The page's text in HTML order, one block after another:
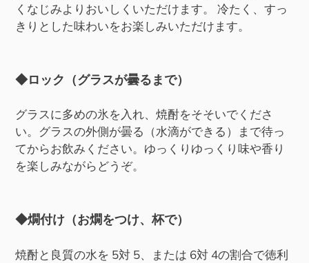
くなじみよりおいしくいただけます。 冷たく、すっ
きりとした味わいをお楽しみいただけます。
◆ロック（グラスが曇るまで）
グラスに多めの氷を入れ、焼酎をそそいでくださ
い。グラスの外側が曇る（水滴ができる）まで待っ
てからお飲みください。ゆっくりゆっくり味や香り
を楽しみながらどうぞ。
◆燗付け（お燗をつけ、杯で）
焼酎と良質の水を 5対 5、または 6対 4の割合で徳利